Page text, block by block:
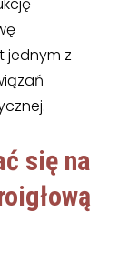
jednym z
się na